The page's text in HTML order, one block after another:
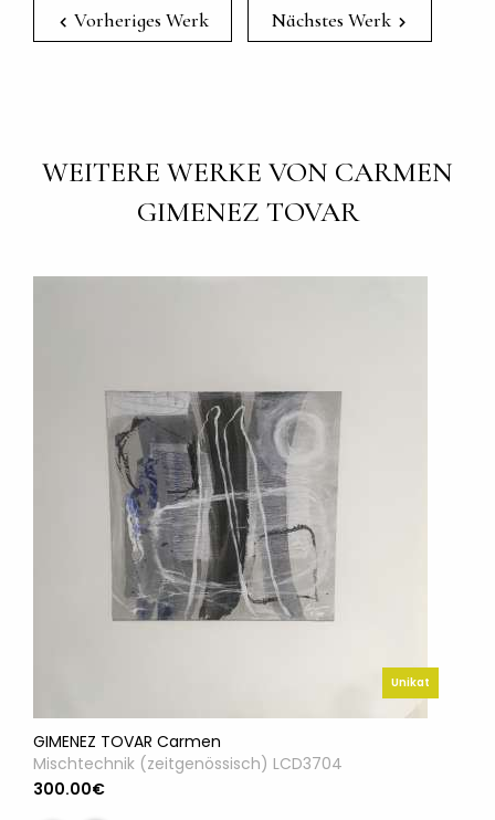
Vorheriges Werk Nächstes Werk
WEITERE WERKE VON CARMEN
GIMENEZ TOVAR
Unikat
GIMENEZ TOVAR Carmen
Mischtechnik (zeitgenössisch) LCD3704
300.00€